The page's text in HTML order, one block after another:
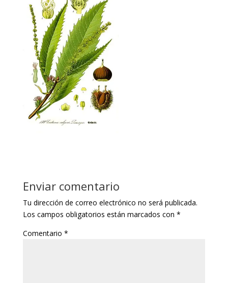
Enviar comentario
Tu dirección de correo electrónico no será publicada.
Los campos obligatorios están marcados con *
Comentario *